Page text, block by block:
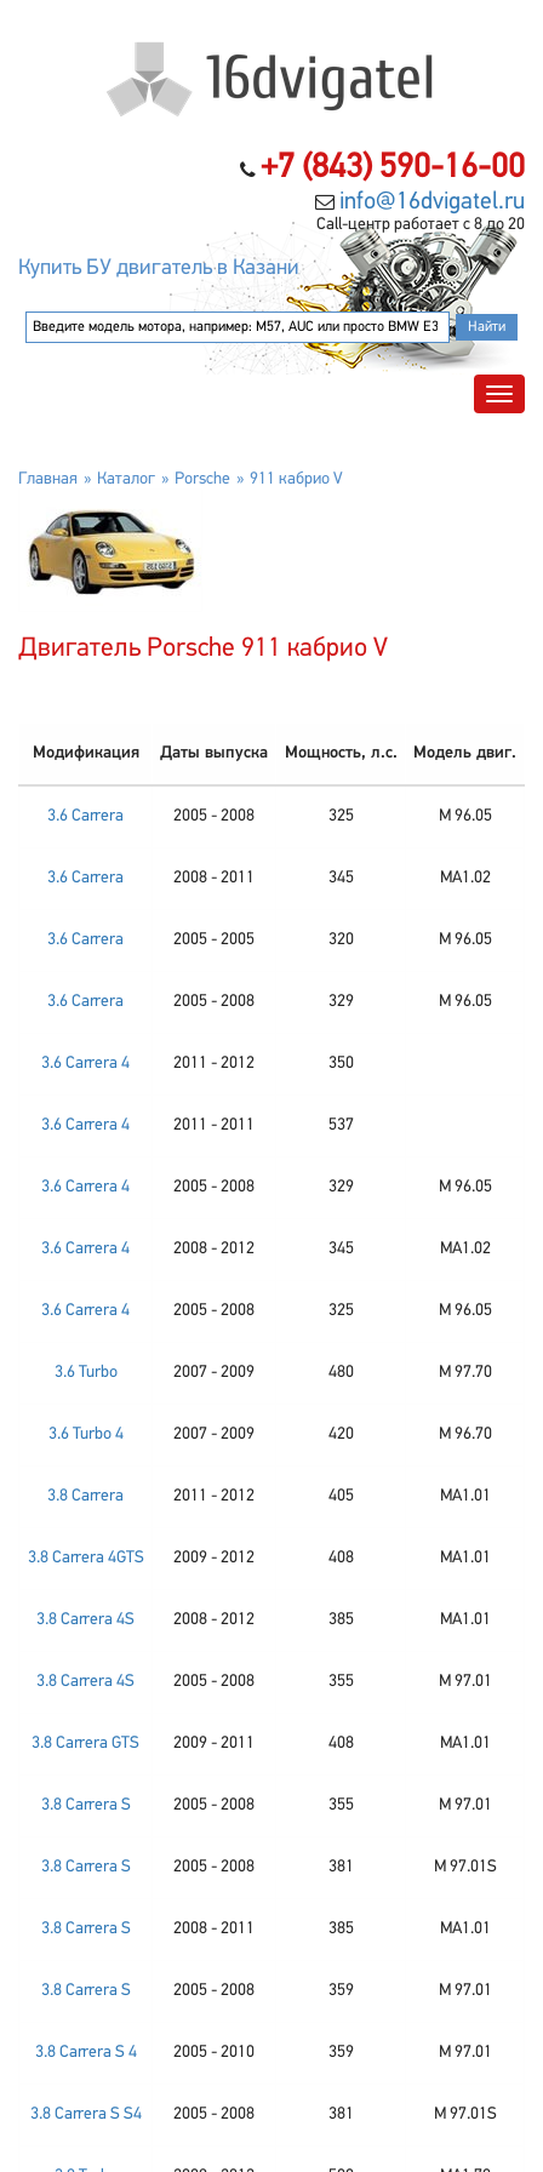
+7 (843) 590-16-00
info@16dvigatel.ru
Call-центр работает с 8 до 20
Купить БУ двигатель в Казани
Главная Каталог Porsche 911 кабрио V
Двигатель Porsche 911 кабрио V
Модификация Даты выпуска Мощность, л.с. Модель двиг.
3.6 Carrera 2005 - 2008 325 M 96.05
3.6 Carrera 2008 - 2011 345 MA1.02
3.6 Carrera 2005 - 2005 320 M 96.05
3.6 Carrera 2005 - 2008 329 M 96.05
3.6 Carrera 4 2011 - 2012 350
3.6 Carrera 4 2011 - 2011 537
3.6 Carrera 4 2005 - 2008 329 M 96.05
3.6 Carrera 4 2008 - 2012 345 MA1.02
3.6 Carrera 4 2005 - 2008 325 M 96.05
3.6 Turbo 2007 - 2009 480 M 97.70
3.6 Turbo 4 2007 - 2009 420 M 96.70
3.8 Carrera 2011 - 2012 405 MA1.01
3.8 Carrera 4GTS 2009 - 2012 408 MA1.01
3.8 Carrera 4S 2008 - 2012 385 MA1.01
3.8 Carrera 4S 2005 - 2008 355 M 97.01
3.8 Carrera GTS 2009 - 2011 408 MA1.01
3.8 Carrera S 2005 - 2008 355 M 97.01
3.8 Carrera S 2005 - 2008 381 M 97.01S
3.8 Carrera S 2008 - 2011 385 MA1.01
3.8 Carrera S 2005 - 2008 359 M 97.01
3.8 Carrera S 4 2005 - 2010 359 M 97.01
3.8 Carrera S S4 2005 - 2008 381 M 97.01S